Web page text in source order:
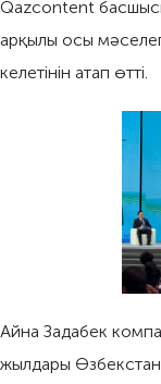
Qazcontent
арқылы осы
келетінін атап өтті.
Айна Задабек
жылдары